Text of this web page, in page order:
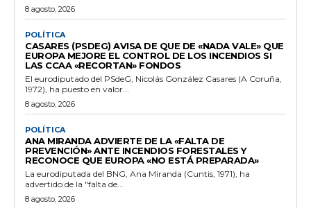
8 agosto, 2026
POLÍTICA
CASARES (PSDEG) AVISA DE QUE DE «NADA VALE» QUE
EUROPA MEJORE EL CONTROL DE LOS INCENDIOS SI
LAS CCAA «RECORTAN» FONDOS
El eurodiputado del PSdeG, Nicolás González Casares (A Coruña,
1972), ha puesto en valor...
8 agosto, 2026
POLÍTICA
ANA MIRANDA ADVIERTE DE LA «FALTA DE
PREVENCIÓN» ANTE INCENDIOS FORESTALES Y
RECONOCE QUE EUROPA «NO ESTÁ PREPARADA»
La eurodiputada del BNG, Ana Miranda (Cuntis, 1971), ha
advertido de la "falta de...
8 agosto, 2026